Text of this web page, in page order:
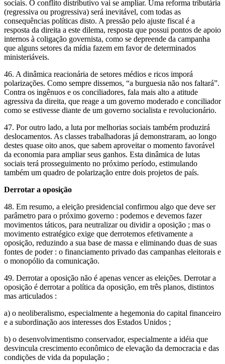
sociais. O conflito distributivo vai se ampliar. Uma reforma tributária
(regressiva ou progressiva) será inevitável, com todas as
consequências políticas disto. A pressão pelo ajuste fiscal é a
resposta da direita a este dilema, resposta que possui pontos de apoio
internos à coligação governista, como se depreende da campanha
que alguns setores da mídia fazem em favor de determinados
ministeriáveis.
46. A dinâmica reacionária de setores médios e ricos imporá
polarizações. Como sempre dissemos, “a burguesia não nos faltará”.
Contra os ingênuos e os conciliadores, fala mais alto a atitude
agressiva da direita, que reage a um governo moderado e conciliador
como se estivesse diante de um governo socialista e revolucionário.
47. Por outro lado, a luta por melhorias sociais também produzirá
deslocamentos. As classes trabalhadoras já demonstraram, ao longo
destes quase oito anos, que sabem aproveitar o momento favorável
da economia para ampliar seus ganhos. Esta dinâmica de lutas
sociais terá prosseguimento no próximo período, estimulando
também um quadro de polarização entre dois projetos de país.
Derrotar a oposição
48. Em resumo, a eleição presidencial confirmou algo que deve ser
parâmetro para o próximo governo : podemos e devemos fazer
movimentos táticos, para neutralizar ou dividir a oposição ; mas o
movimento estratégico exige que derrotemos efetivamente a
oposição, reduzindo a sua base de massa e eliminando duas de suas
fontes de poder : o financiamento privado das campanhas eleitorais e
o monopólio da comunicação.
49. Derrotar a oposição não é apenas vencer as eleições. Derrotar a
oposição é derrotar a política da oposição, em três planos, distintos
mas articulados :
a) o neoliberalismo, especialmente a hegemonia do capital financeiro
e a subordinação aos interesses dos Estados Unidos ;
b) o desenvolvimentismo conservador, especialmente a idéia que
desvincula crescimento econômico de elevação da democracia e das
condições de vida da população ;